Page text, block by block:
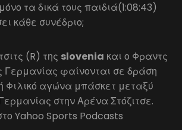
τα δικά τους παιδιά(1:08:43)
κάθε συνέδριο;
(R) της slovenia και ο Φραντς
Γερμανίας φαίνονται σε δράση
Φιλικό αγώνα μπάσκετ μεταξύ
στην Αρένα Στόζιτσε.
Yahoo Sports Podcasts